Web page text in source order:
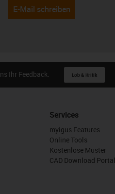
E-Mail schreiben
Ihr Feedback. Lob & Kritik
Services
myigus Features
Online Tools
Kostenlose Muster
CAD Download Portal